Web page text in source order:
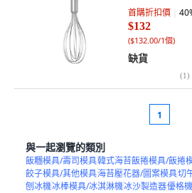
首購折扣價 40
$132
($132.00/1個)
缺貨
(1)
1
與一起瀏覽的類別
飯糰模具/壽司模具韓式海苔飯捲模具/飯捲
餃子模具/其他模具海苔壓花器/圖案模具切
刨冰機冰棒模具/冰淇淋機冰沙製造器優格機